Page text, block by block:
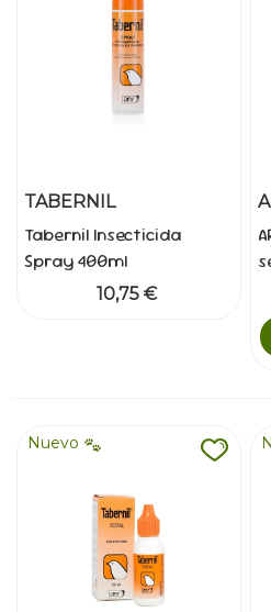
TABERNIL
Tabernil Insecticida
Spray 400ml
Antiparasitario Aves
10,75 €
Nuevo